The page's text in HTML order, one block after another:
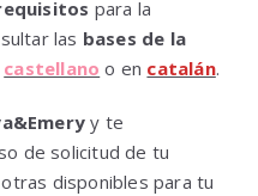
para la
las bases de la
castellano o en catalán.
y te
de solicitud de tu
disponibles para tu